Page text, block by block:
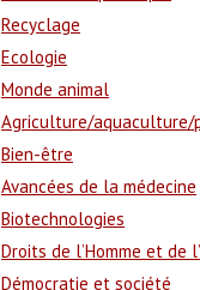
Recyclage
Ecologie
Monde animal
Agriculture/aquaculture/
Bien-être
Avancées de la médecine
Biotechnologies
Droits de l’Homme et de
Démocratie et société